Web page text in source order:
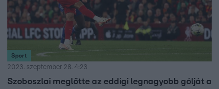
Sport
2023. szeptember 28. 4:23
Szoboszlai meglőtte az eddigi legnagyobb gólját a